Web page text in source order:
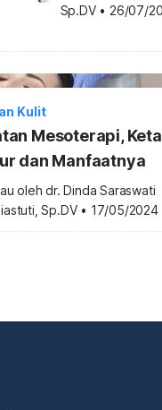
Sp.DV • 26/07/
Kulit
Mesoterapi,
dan Manfaatnya
oleh dr. Dinda Saraswati
Sp.DV • 17/05/2024